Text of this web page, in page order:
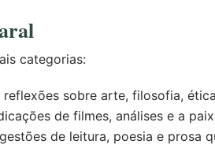
categorias:
reflexões sobre arte, filosofia,
de filmes, análises e a
de leitura, poesia e prosa